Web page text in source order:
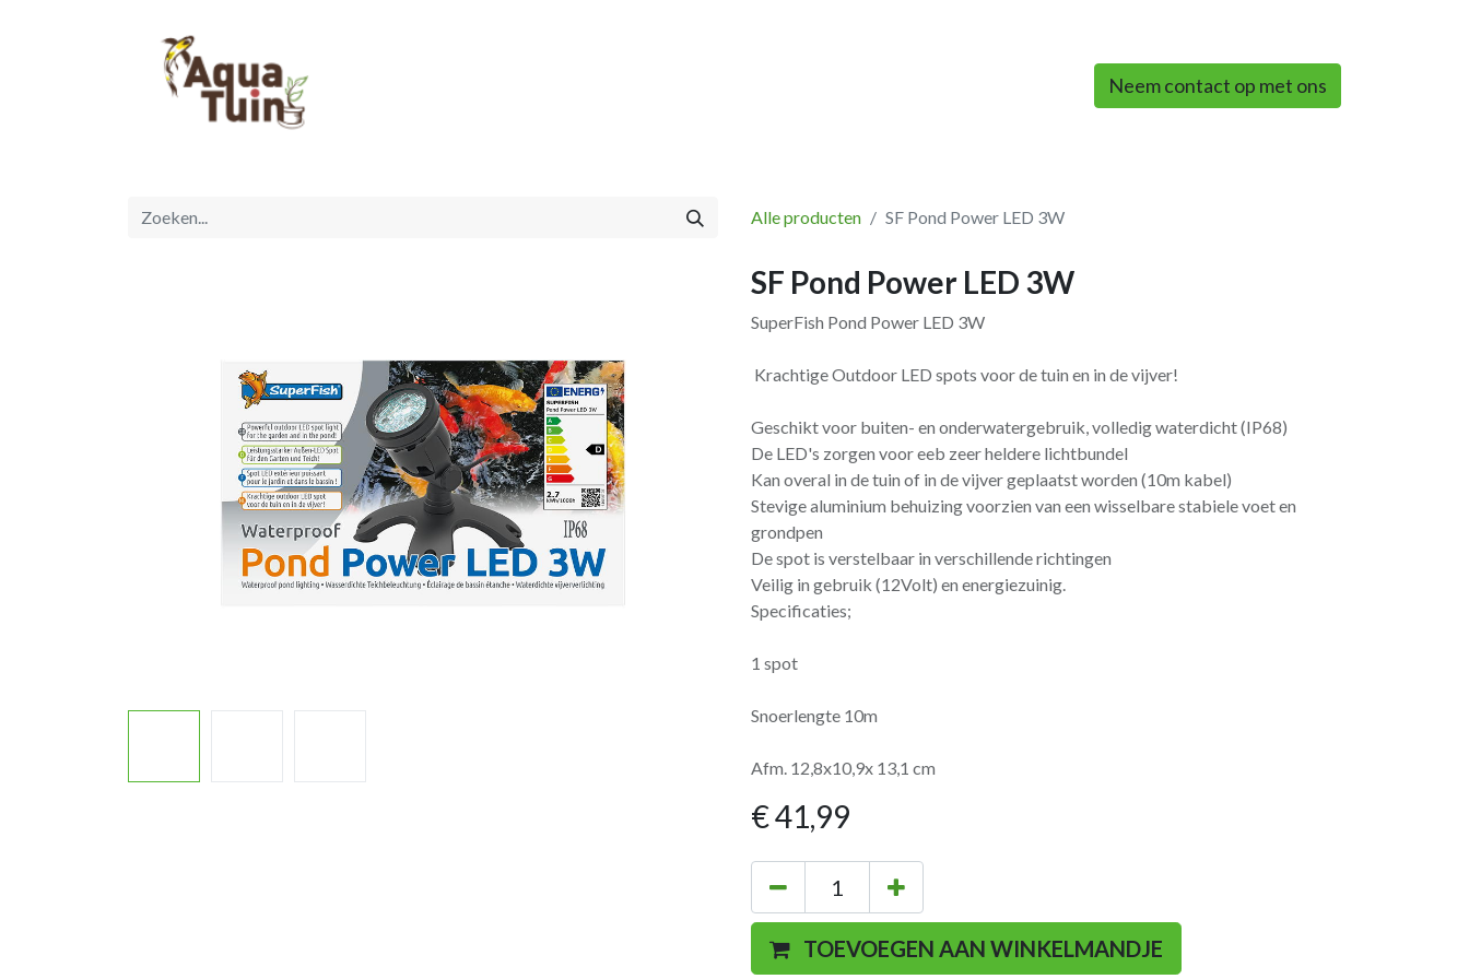
Neem contact op met ons
Alle producten SF Pond Power LED 3W
SF Pond Power LED 3W
SuperFish Pond Power LED 3W
Krachtige Outdoor LED spots voor de tuin en in de vijver!
Geschikt voor buiten- en onderwatergebruik, volledig waterdicht (IP68)
De LED's zorgen voor eeb zeer heldere lichtbundel
Kan overal in de tuin of in de vijver geplaatst worden (10m kabel)
Stevige aluminium behuizing voorzien van een wisselbare stabiele voet en
grondpen
De spot is verstelbaar in verschillende richtingen
Veilig in gebruik (12Volt) en energiezuinig.
Specificaties;
1 spot
Snoerlengte 10m
Afm. 12,8x10,9x 13,1 cm
€41,99
TOEVOEGEN AAN WINKELMANDJE